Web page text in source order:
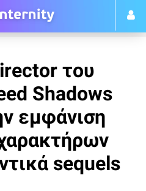
του
Shadows
εμφάνιση
sequels